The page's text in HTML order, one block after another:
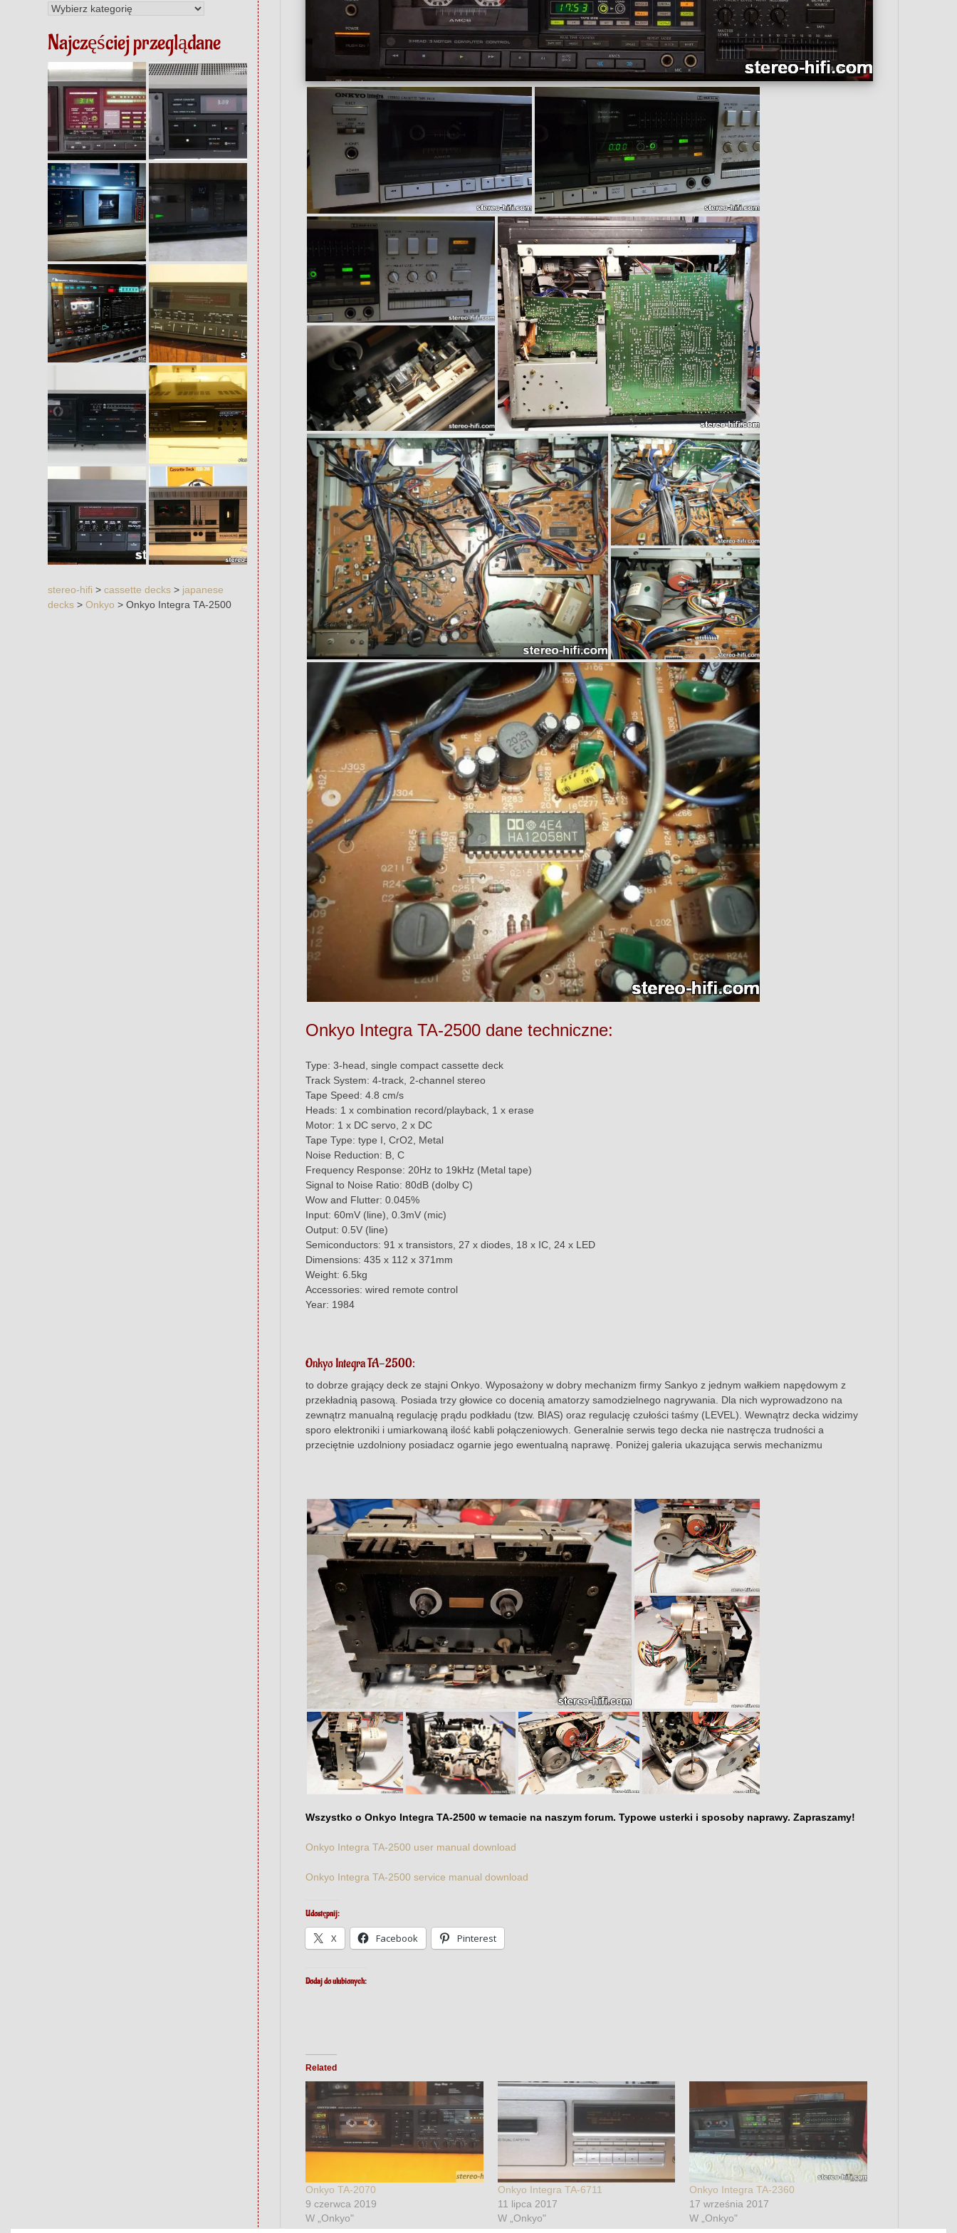
Kategorie
Najczęściej przeglądane
stereo-hifi >cassette decks > japanese
decks >Onkyo >Onkyo Integra TA-2500
Onkyo Integra TA-2500 dane techniczne:
Type: 3-head, single compact cassette deck
Track System: 4-track, 2-channel stereo
Tape Speed: 4.8 cm/s
Heads: 1 x combination record/playback, 1 x erase
Motor: 1 x DC servo, 2 x DC
Tape Type: type I, CrO2, Metal
Noise Reduction: B, C
Frequency Response: 20Hz to 19kHz (Metal tape)
Signal to Noise Ratio: 80dB (dolby C)
Wow and Flutter: 0.045%
Input: 60mV (line), 0.3mV (mic)
Output: 0.5V (line)
Semiconductors: 91 x transistors, 27 x diodes, 18 x IC, 24 x LED
Dimensions: 435 x 112 x 371mm
Weight: 6.5kg
Accessories: wired remote control
Year: 1984
Onkyo Integra TA-2500:
to dobrze grający deck ze stajni Onkyo. Wyposażony w dobry mechanizm firmy Sankyo z jednym wałkiem napędowym z
przekładnią pasową. Posiada trzy głowice co docenią amatorzy samodzielnego nagrywania. Dla nich wyprowadzono na
zewnątrz manualną regulację prądu podkładu (tzw. BIAS) oraz regulację czułości taśmy (LEVEL). Wewnątrz decka widzimy
sporo elektroniki i umiarkowaną ilość kabli połączeniowych. Generalnie serwis tego decka nie nastręcza trudności a
przeciętnie uzdolniony posiadacz ogarnie jego ewentualną naprawę. Poniżej galeria ukazująca serwis mechanizmu
Wszystko o Onkyo Integra TA-2500 w temacie na naszym forum. Typowe usterki i sposoby naprawy. Zapraszamy!
Onkyo Integra TA-2500 user manual download
Onkyo Integra TA-2500 service manual download
Udostępnij:
X Facebook Pinterest
Dodaj do ulubionych:
Related
Onkyo TA-2070
9 czerwca 2019
W „Onkyo"
Onkyo Integra TA-6711
11 lipca 2017
W „Onkyo"
Onkyo Integra TA-2360
17 września 2017
W „Onkyo"